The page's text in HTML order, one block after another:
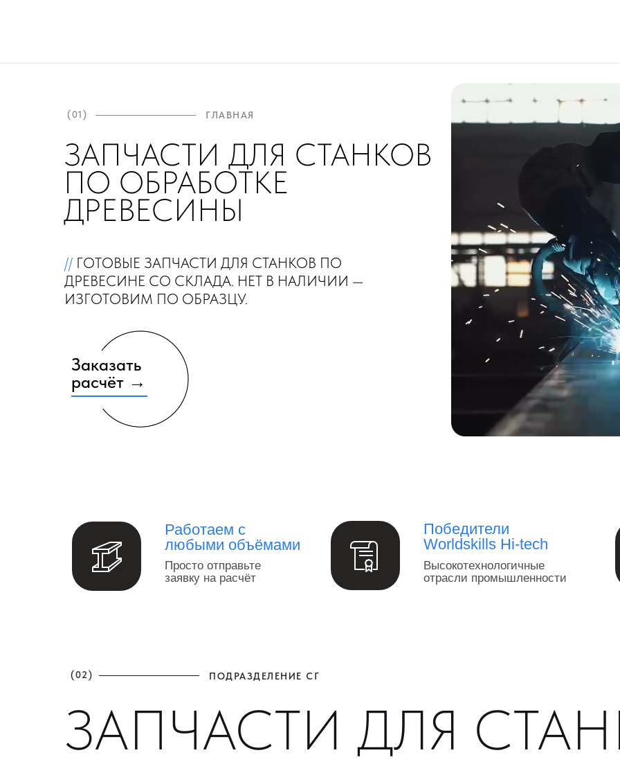
(01) ГЛАВНАЯ
ЗАПЧАСТИ ДЛЯ СТАНКОВ
ПО ОБРАБОТКЕ
ДРЕВЕСИНЫ
// ГОТОВЫЕ ЗАПЧАСТИ ДЛЯ СТАНКОВ ПО
ДРЕВЕСИНЕ СО СКЛАДА. НЕТ В НАЛИЧИИ —
ИЗГОТОВИМ ПО ОБРАЗЦУ.
Заказать
расчёт →
Работаем с
любыми объёмами
Просто отправьте
заявку на расчёт
Победители
Worldskills Hi-tech
Высокотехнологичные
отрасли промышленности
ЗАПЧАСТИ ДЛЯ
(02) ПОДРАЗДЕЛЕНИЕ СГ